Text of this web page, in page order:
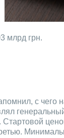
млрд грн.
с чего